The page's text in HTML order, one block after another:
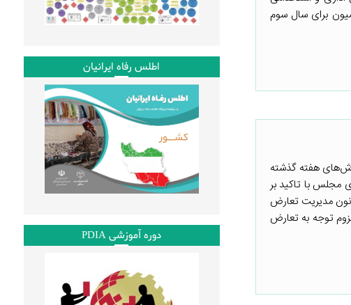
برای سال سوم
هفته گذشته
مجلس با تاکید بر
مدیریت تعارض
توجه به تعارض
اطلس رفاه ایرانیان
دوره آموزشی PDIA